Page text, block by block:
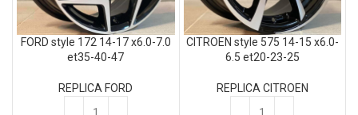
FORD style 172 14-17 x6.0-7.0
et35-40-47
REPLICA FORD
CITROEN style 575 14-15 x6.0-
6.5 et20-23-25
REPLICA CITROEN